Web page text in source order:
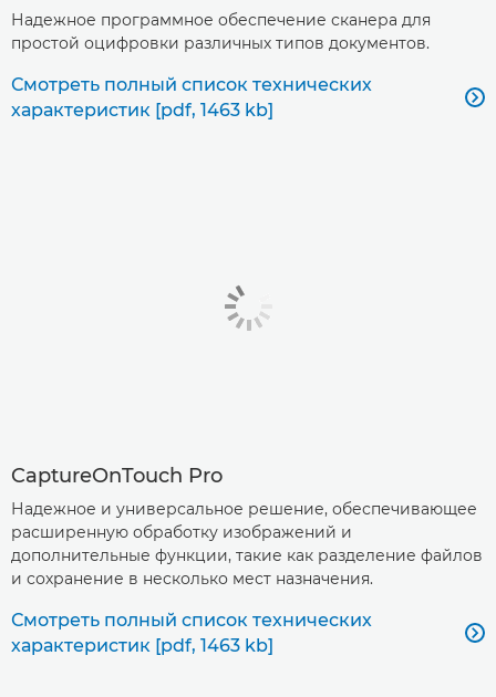
Надежное программное обеспечение сканера для
простой оцифровки различных типов документов.
Смотреть полный список технических
характеристик [pdf, 1463 kb]

CaptureOnTouch Pro
Надежное и универсальное решение, обеспечивающее
расширенную обработку изображений и
дополнительные функции, такие как разделение файлов
и сохранение в несколько мест назначения.
Смотреть полный список технических
характеристик [pdf, 1463 kb]
